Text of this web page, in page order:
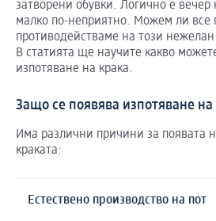
затворени обувки. Логично е
малко по-неприятно. Можем ли все
противодействаме на този
В статията ще научите какво
изпотяване на крака.
Защо се появява изпотяване на
Има различни причини за появата
краката:
Естествено производство на пот